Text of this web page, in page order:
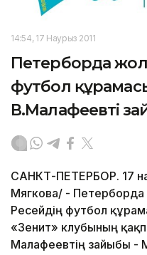
14:54, 17 Наурыз 2011
Петерборда жол
футбол
В.Малафеевтің
САНКТ-ПЕТЕРБОР. 17
Мягкова/ - Петерборда
Ресейдің футбол
«Зенит» клубының
Малафеевтің зайыбы -